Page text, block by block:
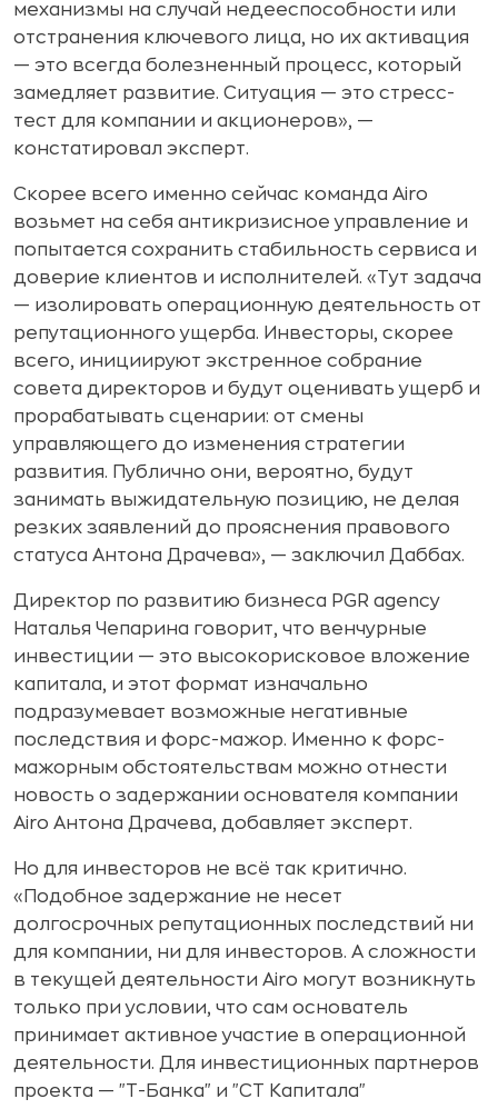
механизмы на случай недееспособности или
отстранения ключевого лица, но их активация
— это всегда болезненный процесс, который
замедляет развитие. Ситуация — это стресс-
тест для компании и акционеров», —
констатировал эксперт.
Скорее всего именно сейчас команда Airo
возьмет на себя антикризисное управление и
попытается сохранить стабильность сервиса и
доверие клиентов и исполнителей. «Тут задача
— изолировать операционную деятельность от
репутационного ущерба. Инвесторы, скорее
всего, инициируют экстренное собрание
совета директоров и будут оценивать ущерб и
прорабатывать сценарии: от смены
управляющего до изменения стратегии
развития. Публично они, вероятно, будут
занимать выжидательную позицию, не делая
резких заявлений до прояснения правового
статуса Антона Драчева», — заключил Даббах.
Директор по развитию бизнеса PGR agency
Наталья Чепарина говорит, что венчурные
инвестиции — это высокорисковое вложение
капитала, и этот формат изначально
подразумевает возможные негативные
последствия и форс-мажор. Именно к форс-
мажорным обстоятельствам можно отнести
новость о задержании основателя компании
Airo Антона Драчева, добавляет эксперт.
Но для инвесторов не всё так критично.
«Подобное задержание не несет
долгосрочных репутационных последствий ни
для компании, ни для инвесторов. А сложности
в текущей деятельности Airo могут возникнуть
только при условии, что сам основатель
принимает активное участие в операционной
деятельности. Для инвестиционных партнеров
проекта — "Т-Банка" и "СТ Капитала"